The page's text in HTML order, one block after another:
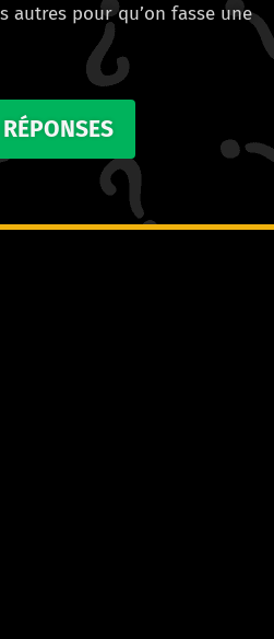
autres pour qu’on fasse une